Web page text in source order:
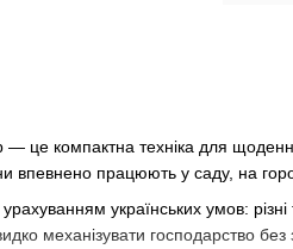
— це компактна техніка для
впевнено працюють у саду, на
українських умов:
механізувати господарство